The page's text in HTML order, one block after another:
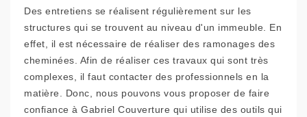
Des entretiens se réalisent régulièrement sur les
structures qui se trouvent au niveau d'un immeuble. En
effet, il est nécessaire de réaliser des ramonages des
cheminées. Afin de réaliser ces travaux qui sont très
complexes, il faut contacter des professionnels en la
matière. Donc, nous pouvons vous proposer de faire
confiance à Gabriel Couverture qui utilise des outils qui